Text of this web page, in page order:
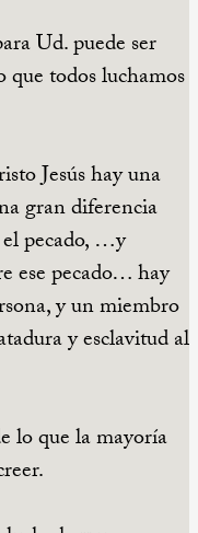
Ud. puede ser
todos luchamos
Jesús hay una
gran diferencia
pecado, …y
ese pecado… hay
y un miembro
y esclavitud al
lo que la mayoría